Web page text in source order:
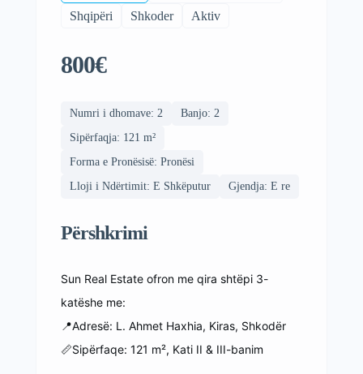
Shqipëri
Shkoder Aktiv
800€
Numri i dhomave: 2
Banjo: 2
Sipërfaqja: 121 m²
Forma e Pronësisë: Pronësi
Lloji i Ndërtimit: E Shkëputur
Gjendja: E re
Përshkrimi
Sun Real Estate ofron me qira shtëpi 3-
katëshe me:
📍Adresë: L. Ahmet Haxhia, Kiras, Shkodër
📏Sipërfaqe: 121 m², Kati II & III-banim